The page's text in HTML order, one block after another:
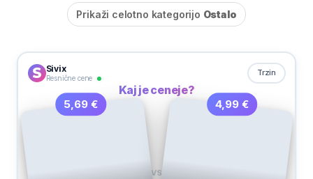
Prikaži celotno kategorijo Ostalo
Sivix
Resnične cene
Trzin
Kaj je ceneje?
5,69 €
VS
4,99 €